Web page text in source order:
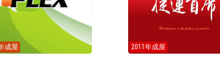
成屋 2011年成屋